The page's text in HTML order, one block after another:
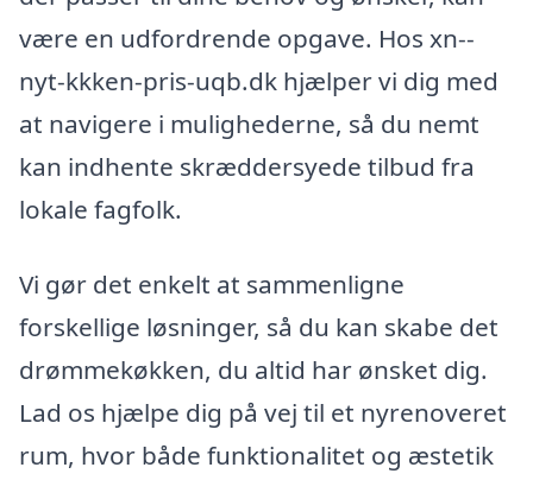
være en udfordrende opgave. Hos xn--
nyt-kkken-pris-uqb.dk hjælper vi dig med
at navigere i mulighederne, så du nemt
kan indhente skræddersyede tilbud fra
lokale fagfolk.
Vi gør det enkelt at sammenligne
forskellige løsninger, så du kan skabe det
drømmekøkken, du altid har ønsket dig.
Lad os hjælpe dig på vej til et nyrenoveret
rum, hvor både funktionalitet og æstetik